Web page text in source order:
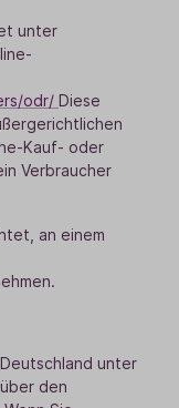
unter
odr/ Diese
Kauf- oder
Verbraucher
an einem
unter
den